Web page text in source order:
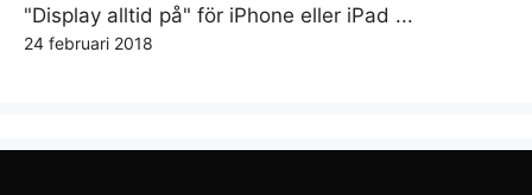
"Display alltid på" för iPhone eller iPad ...
24 februari 2018